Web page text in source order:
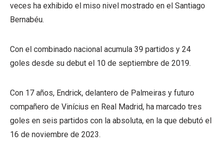
veces ha exhibido el miso nivel mostrado en el Santiago
Bernabéu.
Con el combinado nacional acumula 39 partidos y 24
goles desde su debut el 10 de septiembre de 2019.
Con 17 años, Endrick, delantero de Palmeiras y futuro
compañero de Vinícius en Real Madrid, ha marcado tres
goles en seis partidos con la absoluta, en la que debutó el
16 de noviembre de 2023.